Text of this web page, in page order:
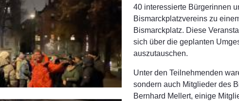
40 interessierte Bürgerinnen
Bismarckplatzvereins zu
Bismarckplatz. Diese
sich über die geplanten
auszutauschen.
Unter den Teilnehmenden
sondern auch Mitglieder des
Bernhard Mellert, einige